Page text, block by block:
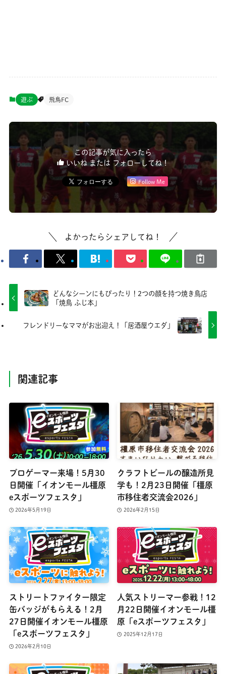
遊ぶ 飛鳥FC
この記事が気に入ったら
いいね または フォローしてね！
Follow Me
よかったらシェアしてね！
どんなシーンにもぴったり！2つの顔を持つ焼き鳥店
「焼鳥 ふじ本」
フレンドリーなママがお出迎え！「居酒屋ウエダ」
関連記事
プロゲーマー来場！5月30
日開催「イオンモール橿原
eスポーツフェスタ」
2026年5月19日
クラフトビールの醸造所見
学も！2月23日開催「橿原
市移住者交流会2026」
2026年2月15日
ストリートファイター限定
缶バッジがもらえる！2月
27日開催イオンモール橿原
「eスポーツフェスタ」
2026年2月10日
人気ストリーマー参戦！12
月22日開催イオンモール橿
原「eスポーツフェスタ」
2025年12月17日